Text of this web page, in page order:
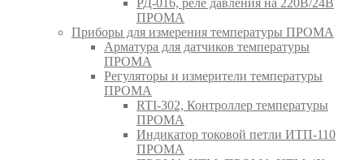
РД-016, реле давления на 220В/24В
ПРОМА
Приборы для измерения температуры ПРОМА
Арматура для датчиков температуры
ПРОМА
Регуляторы и измерители температуры
ПРОМА
RTI-302, Контроллер температуры
ПРОМА
Индикатор токовой петли ИТП-110
ПРОМА